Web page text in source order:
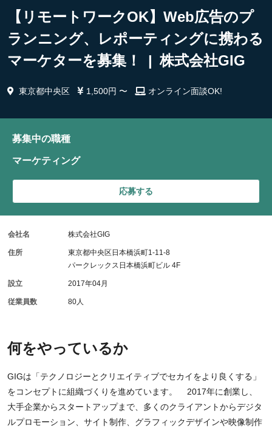
【リモートワークOK】Web広告のプ
ランニング、レポーティングに携わる
マーケターを募集！ | 株式会社GIG
東京都中央区 1,500円 〜 オンライン面談OK!
何をやっているか
GIGは「テクノロジーとクリエイティブでセカイをより良くする」
をコンセプトに組織づくりを進めています。 2017年に創業し、
大手企業からスタートアップまで、多くのクライアントからデジタ
ルプロモーション、サイト制作、グラフィックデザインや映像制作
募集中の職種
マーケティング
応募する
会社名 株式会社GIG
住所
東京都中央区日本橋浜町1-11-8
パークレックス日本橋浜町ビル 4F
設立 2017年04月
従業員数 80人